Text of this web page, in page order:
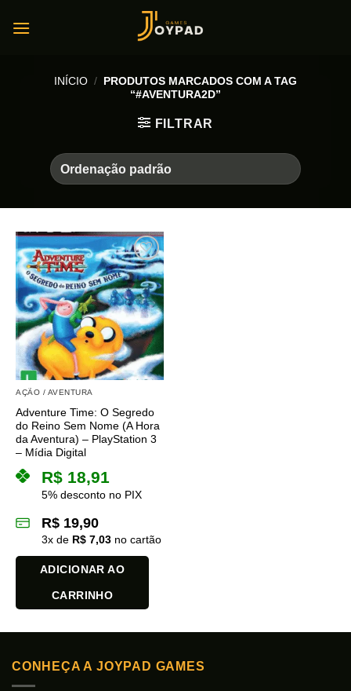
INÍCIO / PRODUTOS MARCADOS COM A TAG
“#AVENTURA2D”
FILTRAR
AÇÃO / AVENTURA
Adventure Time: O Segredo
do Reino Sem Nome (A Hora
da Aventura) – PlayStation 3
– Mídia Digital
R$ 18,91
5% desconto no PIX
R$ 19,90
3x de R$ 7,03 no cartão
ADICIONAR AO
CARRINHO
CONHEÇA A JOYPAD GAMES